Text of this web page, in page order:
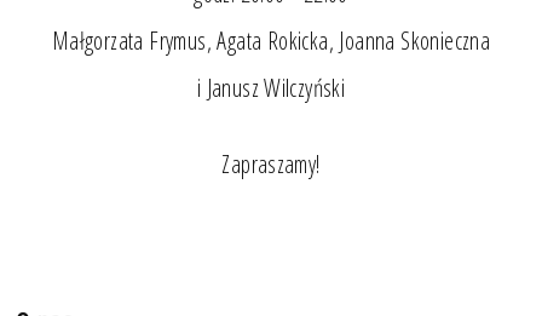
Małgorzata Frymus, Agata Rokicka, Joanna Skonieczna
i Janusz Wilczyński
Zapraszamy!